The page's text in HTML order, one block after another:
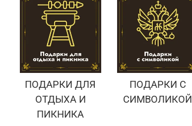
ПОДАРКИ ДЛЯ
ОТДЫХА И
ПИКНИКА
ПОДАРКИ С
СИМВОЛИКОЙ